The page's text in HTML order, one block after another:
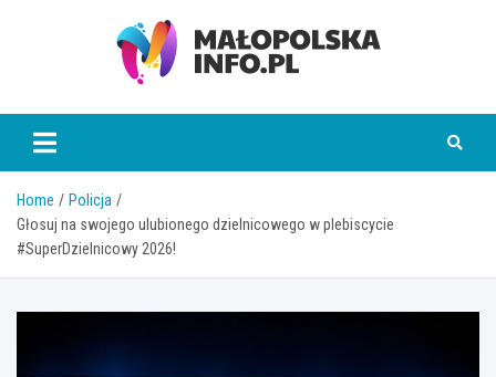
Małopolska Info
Home
Policja
Głosuj na swojego ulubionego dzielnicowego w plebiscycie
#SuperDzielnicowy 2026!